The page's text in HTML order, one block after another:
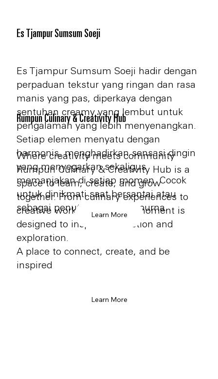
Rumpun Culinary & Creativity Hub
Where creativity meets community
Rumpun Culinary & Creativity Hub is a
space to learn, create, and grow
together. From culinary experiences to
creative workshops, every moment is
designed to inspire connection and
exploration.
A place to connect, create, and be
inspired
Learn More
Es Tjampur Sumsum Soeji
Es Tjampur Sumsum Soeji hadir dengan
perpaduan tekstur yang ringan dan rasa
manis yang pas, diperkaya dengan
sentuhan creamy yang lembut untuk
pengalaman yang lebih menyenangkan.
Setiap elemen menyatu dengan
harmonis, menghadirkan sensasi dingin
yang menyegarkan sekaligus
memanjakan di setiap momen. Cocok
untuk dinikmati saat bersantai atau
sebagai penutup yang sempurna.
Learn More